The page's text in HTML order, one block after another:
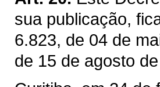
sua publicação,
6.823, de 04 de
de 15 de agosto